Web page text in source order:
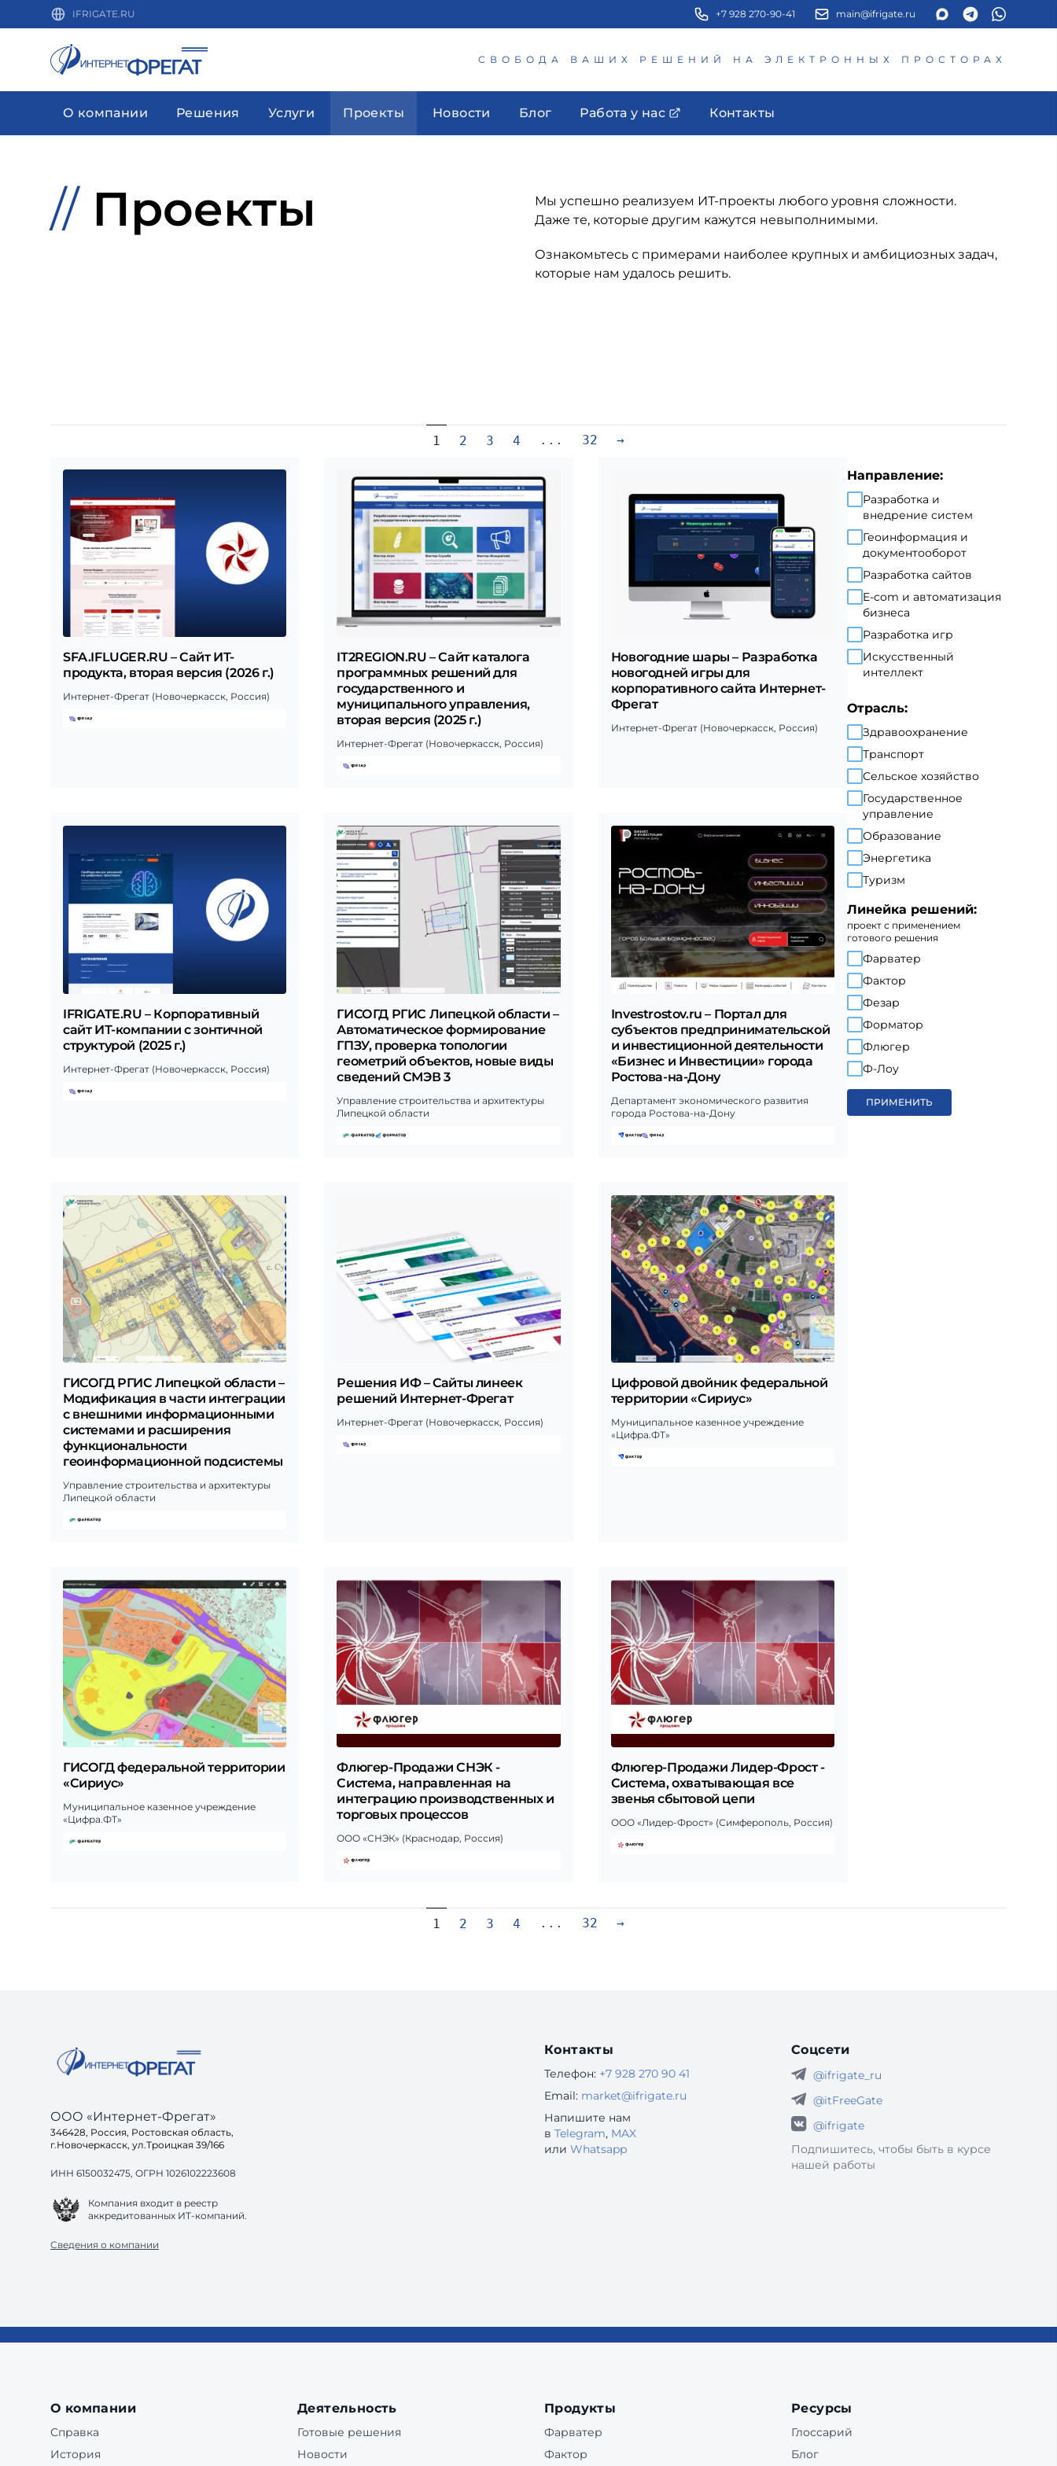
IFRIGATE.RU +7 928 270-90-41 main@ifrigate.ru
СВОБОДА ВАШИХ РЕШЕНИЙ НА ЭЛЕКТРОННЫХ ПРОСТОРАХ
О компании Решения Услуги Проекты Новости Блог Работа у нас Контакты
//Проекты
Мы успешно реализуем ИТ-проекты любого уровня сложности.
Даже те, которые другим кажутся невыполнимыми.
Ознакомьтесь с примерами наиболее крупных и амбициозных задач,
которые нам удалось решить.
1 2 3 4 ... 32 →
SFA.IFLUGER.RU – Сайт ИТ-
продукта, вторая версия (2026 г.)
Интернет-Фрегат (Новочеркасск, Россия)
IT2REGION.RU – Сайт каталога
программных решений для
государственного и
муниципального управления,
вторая версия (2025 г.)
Интернет-Фрегат (Новочеркасск, Россия)
Новогодние шары – Разработка
новогодней игры для
корпоративного сайта Интернет-
Фрегат
Интернет-Фрегат (Новочеркасск, Россия)
IFRIGATE.RU – Корпоративный
сайт ИТ-компании с зонтичной
структурой (2025 г.)
Интернет-Фрегат (Новочеркасск, Россия)
ГИСОГД РГИС Липецкой области –
Автоматическое формирование
ГПЗУ, проверка топологии
геометрий объектов, новые виды
сведений СМЭВ 3
Управление строительства и архитектуры
Липецкой области
Investrostov.ru – Портал для
субъектов предпринимательской
и инвестиционной деятельности
«Бизнес и Инвестиции» города
Ростова-на-Дону
Департамент экономического развития
города Ростова-на-Дону
ГИСОГД РГИС Липецкой области –
Модификация в части интеграции
с внешними информационными
системами и расширения
функциональности
геоинформационной подсистемы
Управление строительства и архитектуры
Липецкой области
Решения ИФ – Cайты линеек
решений Интернет-Фрегат
Интернет-Фрегат (Новочеркасск, Россия)
Цифровой двойник федеральной
территории «Сириус»
Муниципальное казенное учреждение
«Цифра.ФТ»
ГИСОГД федеральной территории
«Сириус»
Муниципальное казенное учреждение
«Цифра.ФТ»
Флюгер-Продажи СНЭК -
Система, направленная на
интеграцию производственных и
торговых процессов
ООО «СНЭК» (Краснодар, Россия)
Флюгер-Продажи Лидер-Фрост -
Система, охватывающая все
звенья сбытовой цепи
ООО «Лидер-Фрост» (Симферополь, Россия)
Направление:
Разработка и
внедрение систем
Геоинформация и
документооборот
Разработка сайтов
E-com и автоматизация
бизнеса
Разработка игр
Искусственный
интеллект
Отрасль:
Здравоохранение
Транспорт
Сельское хозяйство
Государственное
управление
Образование
Энергетика
Туризм
Линейка решений:
проект с применением
готового решения
Фарватер
Фактор
Фезар
Форматор
Флюгер
Ф-Лоу
ПРИМЕНИТЬ
1 2 3 4 ... 32 →
ООО «Интернет-Фрегат»
346428, Россия, Ростовская область,
г.Новочеркасск, ул.Троицкая 39/166
ИНН 6150032475, ОГРН 1026102223608
Компания входит в реестр
аккредитованных ИТ-компаний.
Сведения о компании
Контакты
Телефон: +7 928 270 90 41
Email: market@ifrigate.ru
Напишите нам
в Telegram, MAX
или Whatsapp
Соцсети
@ifrigate_ru
@itFreeGate
@ifrigate
Подпишитесь, чтобы быть в курсе
нашей работы
О компании
Справка
История
Деятельность
Готовые решения
Новости
Продукты
Фарватер
Фактор
Ресурсы
Глоссарий
Блог